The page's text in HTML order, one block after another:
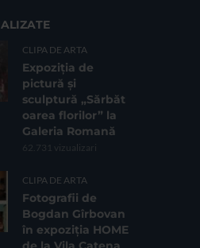
CLIPA DE ARTA
Expoziția de
pictură și
sculptură „Sărbăt
oarea florilor” la
Galeria Romană
62.731 vizualizari
CLIPA DE ARTA
Fotografii de
Bogdan Gîrbovan
în expoziția HOME